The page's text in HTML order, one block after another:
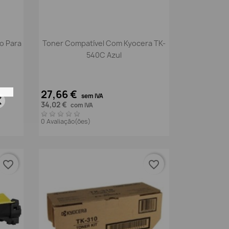
Para
Vista rápida
Toner Compatível Com Kyocera TK-
540C Azul
27,66 € sem IVA
34,02 € com IVA
0 Avaliação(ões)
favorite_border favorite_border